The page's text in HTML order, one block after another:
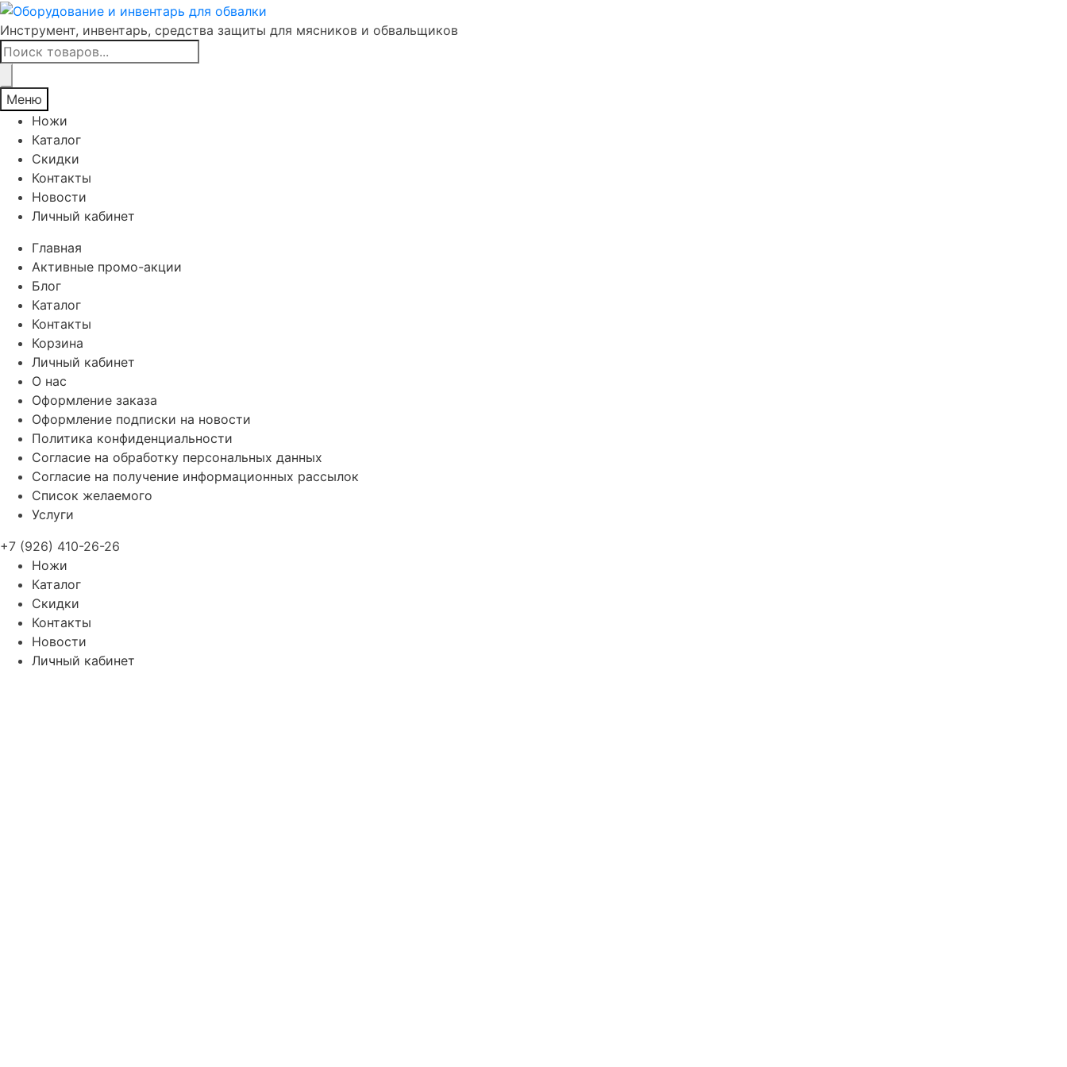
Инструмент, инвентарь, средства защиты для мясников и обвальщиков
Поиск
товаров
Меню
Ножи
Каталог
Скидки
Контакты
Новости
Личный кабинет
Главная
Активные промо-акции
Блог
Каталог
Контакты
Корзина
Личный кабинет
О нас
Оформление заказа
Оформление подписки на новости
Политика конфиденциальности
Согласие на обработку персональных данных
Согласие на получение информационных рассылок
Список желаемого
Услуги
+7 (926) 410-26-26
Ножи
Каталог
Скидки
Контакты
Новости
Личный кабинет